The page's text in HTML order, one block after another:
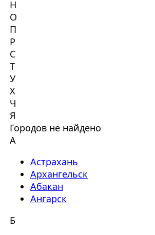
Н
О
П
Р
С
Т
У
Х
Ч
Я
Городов не найдено
А
Астрахань
Архангельск
Абакан
Ангарск
Б